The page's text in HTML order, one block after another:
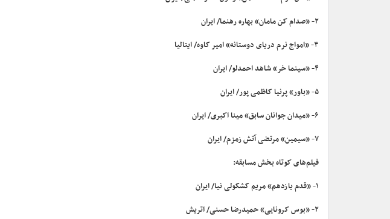
۲- «صدام کن مامان» بهاره رهنما/ ایران
۳- «امواج نرم دریای دوستانه» امیر کاوه/ ایتالیا
۴- «سینما خر» شاهد احمدلو/ ایران
۵- «باور» پرنیا کاظمی پور/ ایران
۶- «میدان جوانان سابق» مینا اکبری/ ایران
۷- «سیمین» مرتضی آتش زمزم/ ایران
فیلم‌های کوتاه بخش مسابقه:
۱- «قدم یازدهم» مریم کشکولی نیا/ ایران
۲- «بوس کرونایی» حمیدرضا حسنی/ اتریش